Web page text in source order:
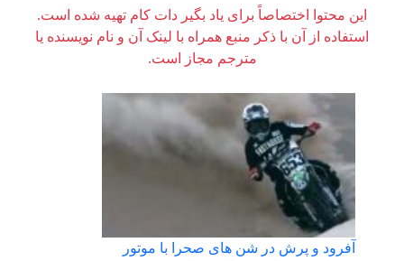
این محتوا اختصاصاً برای یاد بگیر دات کام تهیه شده است.
استفاده از آن با ذکر منبع همراه با لینک آن و نام نویسنده یا
مترجم مجاز است.
آفرود و پرش در شن های صحرا با موتور